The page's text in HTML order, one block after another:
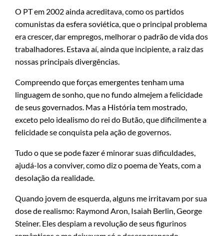
O PT em 2002 ainda acreditava, como os partidos
comunistas da esfera soviética, que o principal problema
era crescer, dar empregos, melhorar o padrão de vida dos
trabalhadores. Estava aí, ainda que incipiente, a raiz das
nossas principais divergências.
Compreendo que forças emergentes tenham uma
linguagem de sonho, que no fundo almejem a felicidade
de seus governados. Mas a História tem mostrado,
exceto pelo idealismo do rei do Butão, que dificilmente a
felicidade se conquista pela ação de governos.
Tudo o que se pode fazer é minorar suas dificuldades,
ajudá-los a conviver, como diz o poema de Yeats, com a
desolação da realidade.
Quando jovem de esquerda, alguns me irritavam por sua
dose de realismo: Raymond Aron, Isaiah Berlin, George
Steiner. Eles despiam a revolução de seus figurinos